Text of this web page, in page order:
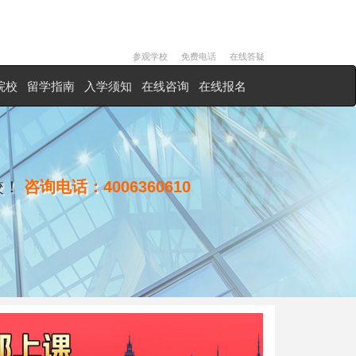
在线答疑
免费电话
参观学校
校 留学指南 入学须知 在线咨询 在线报名
咨询电话：4006360610